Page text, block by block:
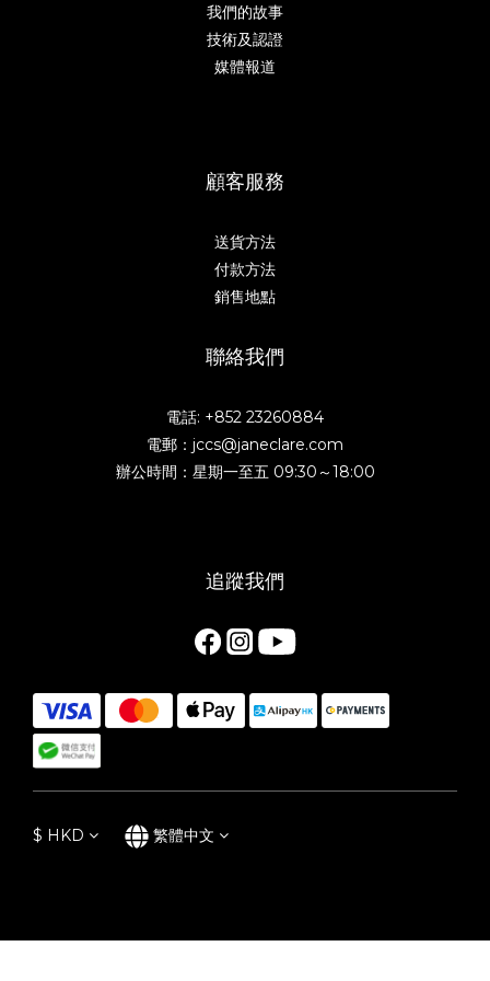
我們的故事
技術及認證
媒體報道
顧客服務
送貨方法
付款方法
銷售地點
聯絡我們
電話: +852 23260884
電郵：jccs@janeclare.com
辦公時間：星期一至五 09:30～18:00
追蹤我們
$ HKD 繁體中文